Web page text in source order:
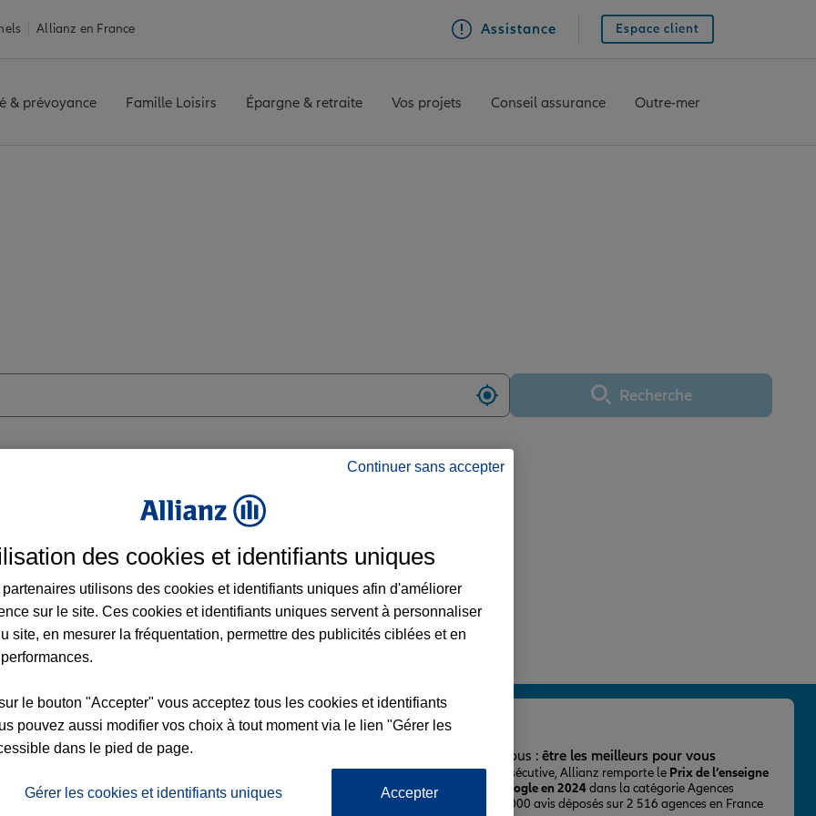
Allianz en France Assistance Espace client
& prévoyance Famille Loisirs Épargne & retraite Vos projets Conseil assurance Outre-mer
Utiliser ma positionRecherche
THUELLIN
Voir l'agence
LES AVENIERES
L'important pour nous : être les meilleurs pour vous
Pour la 2ème fois consécutive, Allianz remporte le Prix de l’enseigne
la mieux notée sur Google en 2024dans la catégorie Agences
d’Assurance, avec 43 000 avis déposés sur 2 516 agences en France
Continuer sans accepter
des cookies et identifiants uniques
partenaires utilisons des cookies et identifiants uniques afin d'améliorer
sur le site. Ces cookies et identifiants uniques servent à personnaliser
site, en mesurer la fréquentation, permettre des publicités ciblées et en
le bouton "Accepter" vous acceptez tous les cookies et identifiants
pouvez aussi modifier vos choix à tout moment via le lien "Gérer les
dans le pied de page.
Gérer les cookies et identifiants uniques Accepter